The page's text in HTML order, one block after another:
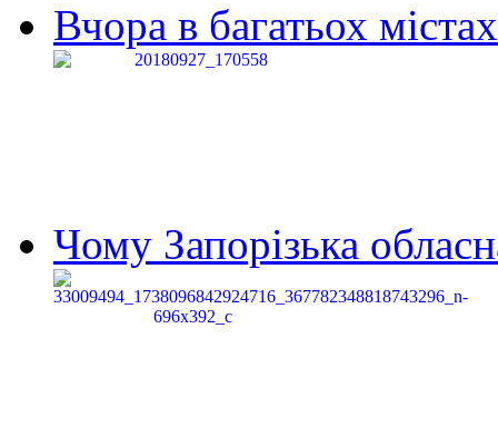
Вчора в багатьох
Чому Запорізька